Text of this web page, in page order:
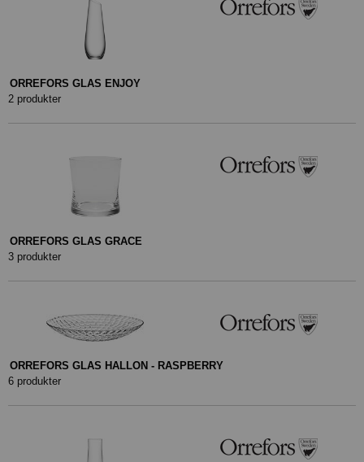
ORREFORS GLAS ENJOY
2 produkter
ORREFORS GLAS GRACE
3 produkter
ORREFORS GLAS HALLON - RASPBERRY
6 produkter